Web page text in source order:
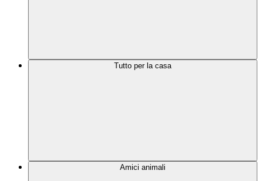
Tutto per la casa
Amici animali